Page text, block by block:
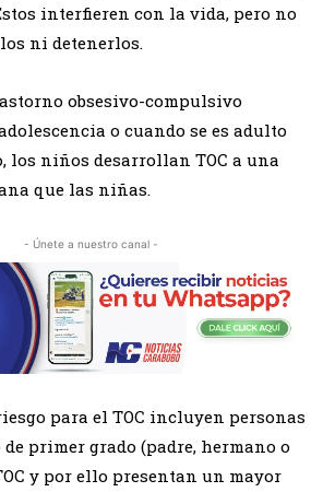
interfieren con la vida, pero no
ni detenerlos.
obsesivo-compulsivo
o cuando se es adulto
los niños desarrollan TOC a una
que las niñas.
- Únete a nuestro canal -
para el TOC incluyen personas
primer grado (padre, hermano o
y por ello presentan un mayor